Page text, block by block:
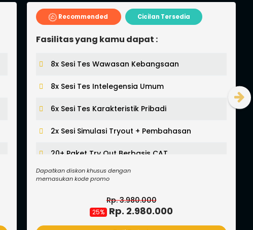
Recommended Popular
Tersedia
6x Sesi Tes Karakteristik Pribadi Offline
Dapatkan diskon khusus dengan
Rp. 60.000.000